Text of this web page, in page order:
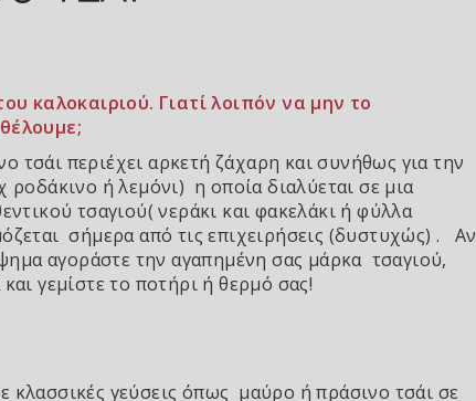
καλοκαιριού. Γιατί λοιπόν να μην το
τσάι περιέχει αρκετή ζάχαρη και συνήθως για την
ή λεμόνι) η οποία διαλύεται σε μια
τσαγιού( νεράκι και φακελάκι ή φύλλα
σήμερα από τις επιχειρήσεις (δυστυχώς) . Αν
αγοράστε την αγαπημένη σας μάρκα τσαγιού,
γεμίστε το ποτήρι ή θερμό σας!
κλασσικές γεύσεις όπως μαύρο ή πράσινο τσάι σε